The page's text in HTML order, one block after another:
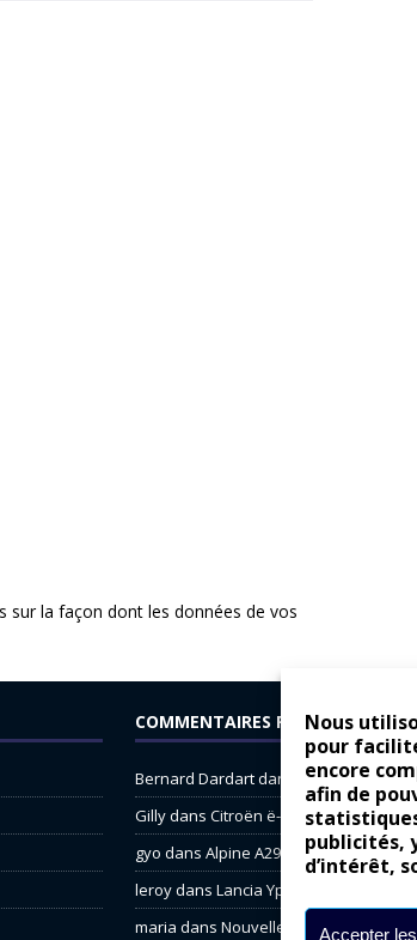
Nous
pour
encore
afin de
publicités,
d’intérêt,
Accepter
sur la façon dont les données de vos
COMMENTAIRES RÉCENTS
Bernard Dardartdans
Dacia Sandero
Gillydans Citroën ë-C3 : la révolution
gyo dans Alpine A290 : L’irrésistible
leroydans Lancia Ypsilon :
maria dans Nouvelle Opel Corsa : Yes